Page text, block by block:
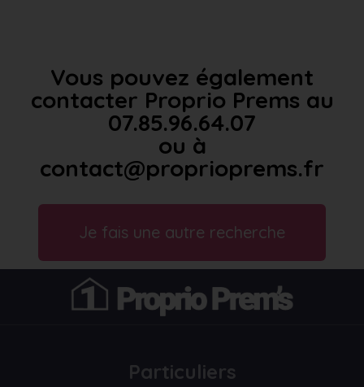
Vous pouvez également
contacter Proprio Prems au
07.85.96.64.07
ou à
contact@proprioprems.fr
Je fais une autre recherche
Particuliers